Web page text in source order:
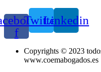
f
TwitterLinkedin
Copyrights © 2023
www.coemabogados.es